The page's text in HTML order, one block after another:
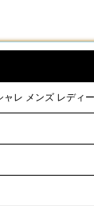
レ メンズ レディ